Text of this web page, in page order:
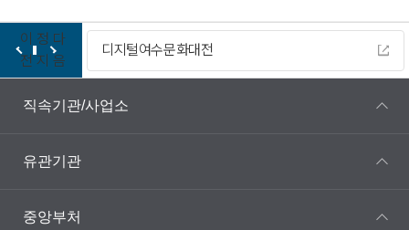
이
전
정
지
다
음
디지털여수문화대전
직속기관/사업소
유관기관
중앙부처